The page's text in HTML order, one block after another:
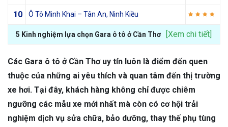
10 Ô Tô Minh Khai – Tân An, Ninh Kiều
5 Kinh nghiệm lựa chọn Gara ô tô ở Cần Thơ [Xem chi tiết]
Các Gara ô tô ở Cần Thơ uy tín luôn là điểm đến quen
thuộc của những ai yêu thích và quan tâm đến thị trường
xe hơi. Tại đây, khách hàng không chỉ được chiêm
ngưỡng các mẫu xe mới nhất mà còn có cơ hội trải
nghiệm dịch vụ sửa chữa, bảo dưỡng, thay thế phụ tùng